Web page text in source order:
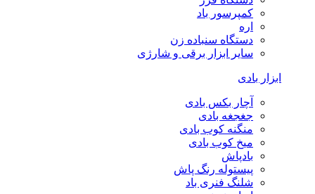
کمپرسور باد
اره
دستگاه سنباده زن
سایر ابزار برقی و شارژی
ابزار بادی
آچار بکس بادی
جغجغه بادی
منگنه کوب بادی
میخ کوب بادی
بادپاش
پیستوله رنگ پاش
شلنگ فنری باد